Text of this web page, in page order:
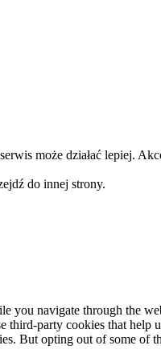
może działać lepiej.
do innej strony.
navigate through the
third-party cookies that
But opting out of some of